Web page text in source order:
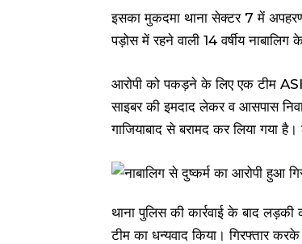
इसका मुकदमा थाना सेक्टर 7 में
पड़ोस में रहने वाली 14 वर्षीय
आरोपी को पकड़ने के लिए एक टीम ASI
साइबर की इमदाद लेकर व आसपास
गाजियाबाद से बरामद कर लिया गया
थाना पुलिस की कार्रवाई के बाद
टीम का धन्यवाद किया। गिरफ्तार